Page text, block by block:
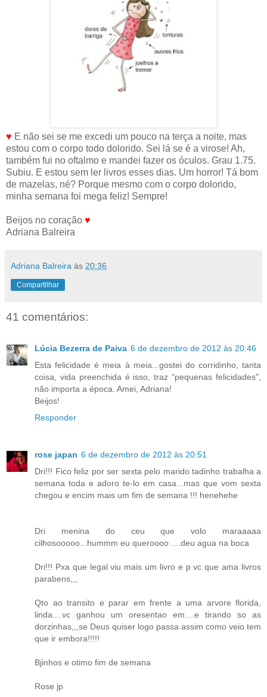
♥ E não sei se me excedi um pouco na terça a noite, mas
estou com o corpo todo dolorido. Sei lá se é a virose! Ah,
também fui no oftalmo e mandei fazer os óculos. Grau 1.75.
Subiu. E estou sem ler livros esses dias. Um horror! Tá bom
de mazelas, né? Porque mesmo com o corpo dolorido,
minha semana foi mega feliz! Sempre!
Beijos no coração ♥
Adriana Balreira
Adriana Balreira às 20:36
Compartilhar
41 comentários:
Lúcia Bezerra de Paiva 6 de dezembro de 2012 às 20:46
Esta felicidade é meia à meia...gostei do corridinho, tanta
coisa, vida preenchida é isso, traz "pequenas felicidades",
não importa a época. Amei, Adriana!
Beijos!
Responder
rose japan 6 de dezembro de 2012 às 20:51
Dri!!! Fico feliz por ser sexta pelo marido tadinho trabalha a
semana toda e adoro te-lo em casa...mas que vom sexta
chegou e encim mais um fim de semana !!! henehehe
Dri menina do ceu que volo maraaaaa
cilhosooooo...hummm eu queroooo ....deu agua na boca
Dri!!! Pxa que legal viu mais um livro e p vc que ama livros
parabens,,,
Qto ao transito e parar em frente a uma arvore florida,
linda....vc ganhou um oresentao em....e tirando so as
dorzinhas,,,se Deus quiser logo passa assim como veio tem
que ir embora!!!!!
Bjinhos e otimo fim de semana
Rose jp